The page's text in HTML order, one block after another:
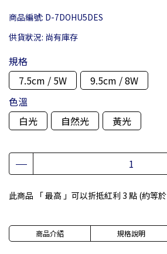
商品編號: D-7DOHU5DES
供貨狀況: 尚有庫存
規格
7.5cm / 5W
9.5cm / 8W
色溫
白光
自然光 黃光
此商品 「 最高 」可以折抵紅利 3 點 (約等於
商品介紹 規格說明